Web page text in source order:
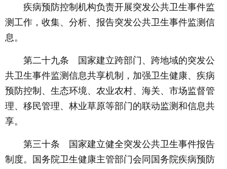
疾病预防控制机构负责开展突发公共卫生事件监
测工作，收集、分析、报告突发公共卫生事件监测信
息。
第二十九条 国家建立跨部门、跨地域的突发公
共卫生事件监测信息共享机制，加强卫生健康、疾病
预防控制、生态环境、农业农村、海关、市场监督管
理、移民管理、林业草原等部门的联动监测和信息共
享。
第三十条 国家建立健全突发公共卫生事件报告
制度。国务院卫生健康主管部门会同国务院疾病预防